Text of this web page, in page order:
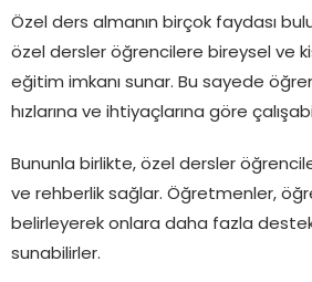
Özel ders almanın birçok faydası
özel dersler öğrencilere bireysel ve
eğitim imkanı sunar. Bu sayede
hızlarına ve ihtiyaçlarına göre
Bununla birlikte, özel dersler
ve rehberlik sağlar. Öğretmenler,
belirleyerek onlara daha fazla
sunabilirler.